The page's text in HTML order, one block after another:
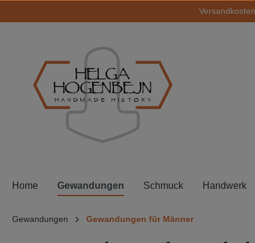
HELGA
HOGENBEJN
HANDMADE HISTORY
Home Gewandungen Schmuck Handwerk
Gewandungen Gewandungen für Männer